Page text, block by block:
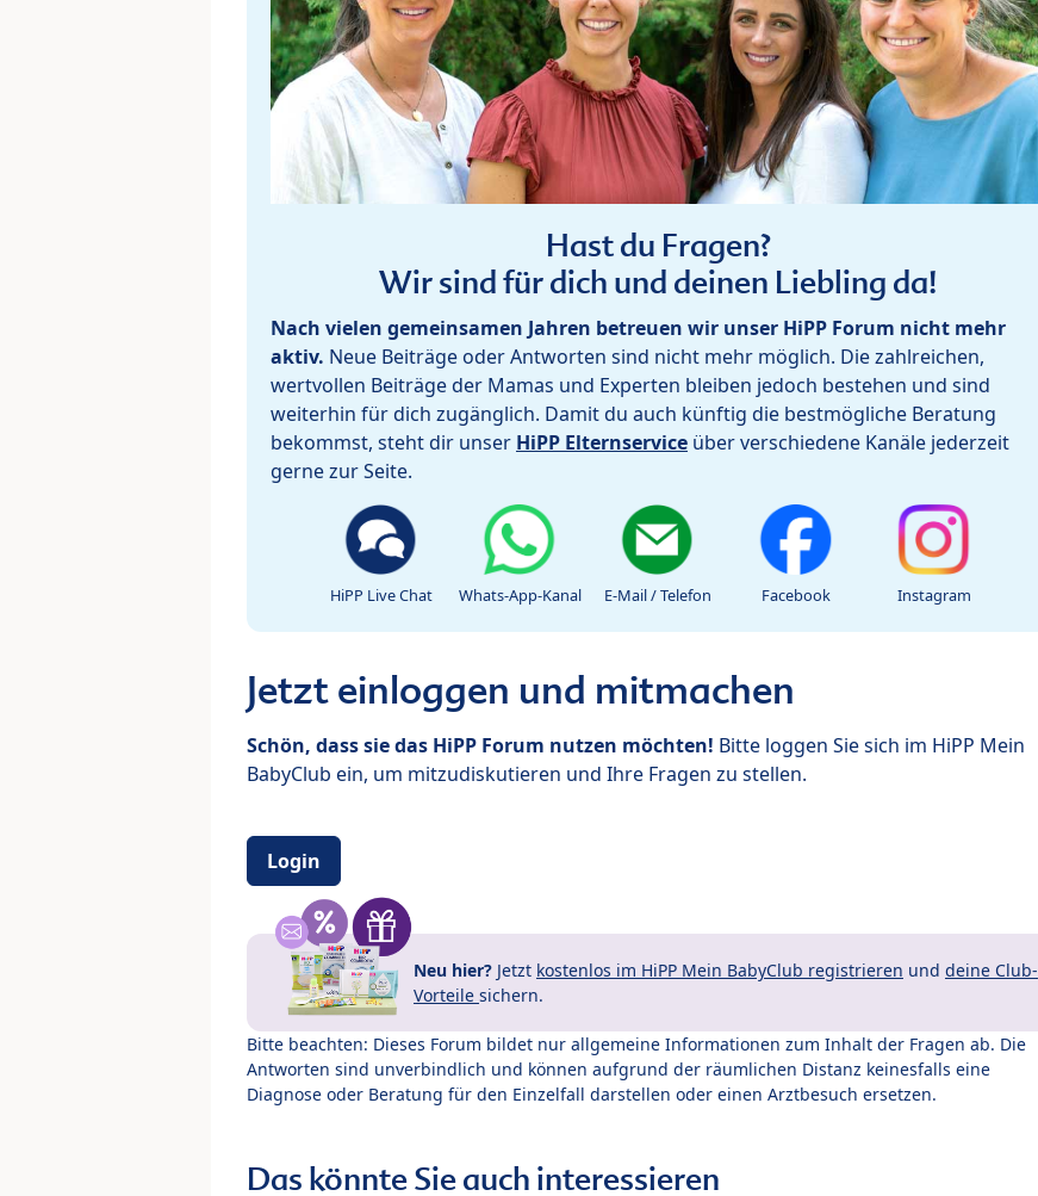
Hast du Fragen?
Wir sind für dich und deinen Liebling da!
Nach vielen gemeinsamen Jahren betreuen wir unser HiPP Forum nicht mehr
aktiv. Neue Beiträge oder Antworten sind nicht mehr möglich. Die zahlreichen,
wertvollen Beiträge der Mamas und Experten bleiben jedoch bestehen und sind
weiterhin für dich zugänglich. Damit du auch künftig die bestmögliche Beratung
bekommst, steht dir unser HiPP Elternservice über verschiedene Kanäle jederzeit
gerne zur Seite.
HiPP Live Chat Whats-App-Kanal E-Mail / Telefon Facebook Instagram
Jetzt einloggen und mitmachen
Schön, dass sie das HiPP Forum nutzen möchten! Bitte loggen Sie sich im HiPP Mein
BabyClub ein, um mitzudiskutieren und Ihre Fragen zu stellen.
Login
Neu hier? Jetzt kostenlos im HiPP Mein BabyClub registrieren und deine Club-
Vorteile sichern.
Bitte beachten: Dieses Forum bildet nur allgemeine Informationen zum Inhalt der Fragen ab. Die
Antworten sind unverbindlich und können aufgrund der räumlichen Distanz keinesfalls eine
Diagnose oder Beratung für den Einzelfall darstellen oder einen Arztbesuch ersetzen.
Das könnte Sie auch interessieren